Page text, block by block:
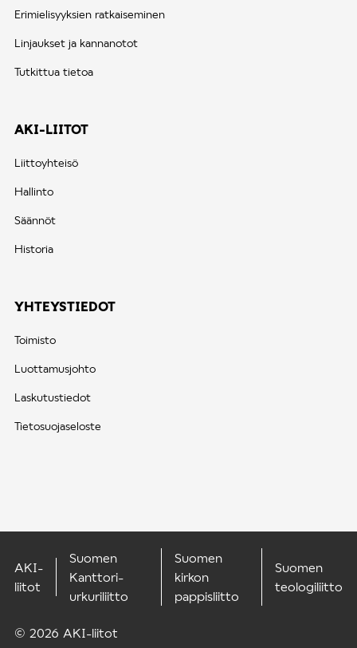
Erimielisyyksien ratkaiseminen
Linjaukset ja kannanotot
Tutkittua tietoa
AKI-LIITOT
Liittoyhteisö
Hallinto
Säännöt
Historia
YHTEYSTIEDOT
Toimisto
Luottamusjohto
Laskutustiedot
Tietosuojaseloste
© 2026 AKI-liitot
AKI-
liitot
Suomen
Kanttori-
urkuriliitto
Suomen
kirkon
pappisliitto
Suomen
teologiliitto